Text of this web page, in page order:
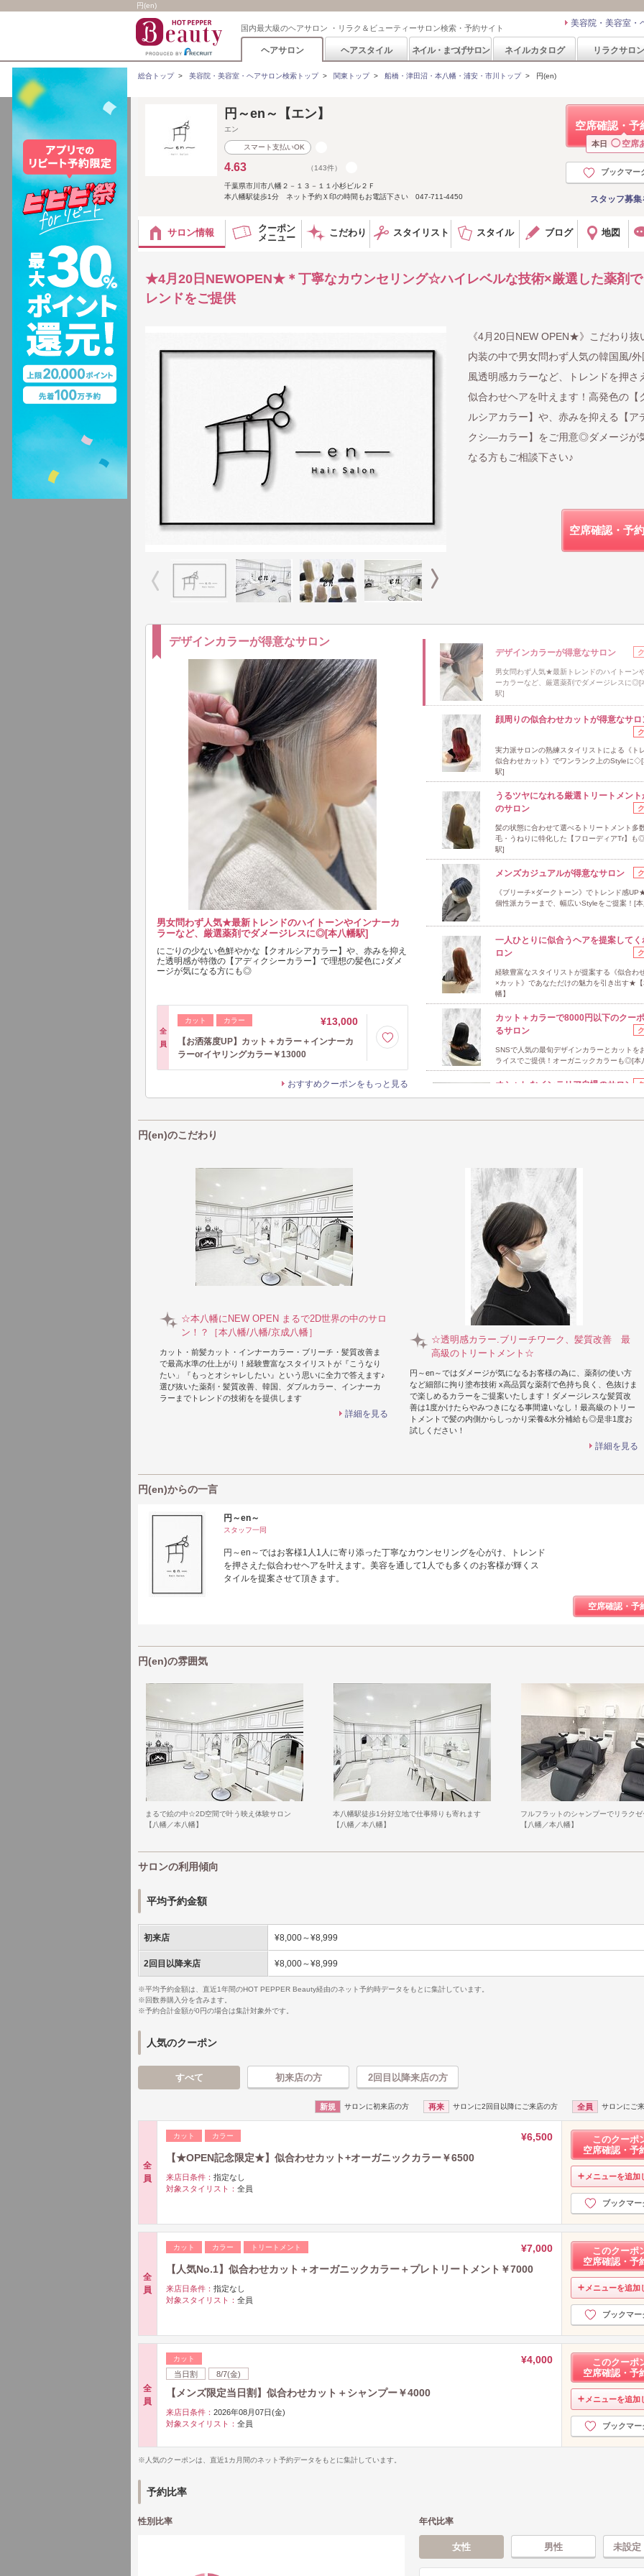
円(en)
国内最大級のヘアサロン ・リラク＆ビューティーサロン検索・予約サイト 美容院・美容室・
ヘアサロン ヘアスタイル ネイル・まつげサロン ネイルカタログ リラクサロン
総合トップ> 美容院・美容室・ヘアサロン検索トップ> 関東トップ> 船橋・津田沼・本八幡・浦安・市川トップ> 円(en)
空席確認・予
本日 ◯ 空席
ブックマー
スタッフ募
円～en～【エン】
エン
スマート支払いOK
4.63 （143件）
千葉県市川市八幡２－１３－１１小杉ビル２Ｆ
本八幡駅徒歩1分 ネット予約Ｘ印の時間もお電話下さい 047-711-4450
サロン情報
クーポン
メニュー
こだわり スタイリスト スタイル ブログ 地図
★4月20日NEWOPEN★＊丁寧なカウンセリング☆ハイレベルな技術×厳選した薬剤
レンドをご提供
《4月20日NEW OPEN★》こだわり抜
内装の中で男女問わず人気の韓国風/外
風透明感カラーなど、トレンドを押さ
似合わせヘアを叶えます！高発色の【
ルシアカラー】や、赤みを抑える【ア
クシ―カラー】をご用意◎ダメージが
なる方もご相談下さい♪
空席確認・予
デザインカラーが得意なサロン
男女問わず人気★最新トレンドのハイトーンやインナーカ
ラーなど、厳選薬剤でダメージレスに◎[本八幡駅]
にごりの少ない色鮮やかな【クオルシアカラー】や、赤みを抑え
た透明感が特徴の【アディクシーカラー】で理想の髪色に♪ダメ
ージが気になる方にも◎
全
員
カット カラー ¥13,000
【お洒落度UP】カット＋カラー＋インナーカ
ラーorイヤリングカラー￥13000
おすすめクーポンをもっと見る
デザインカラーが得意なサロン
男女問わず人気★最新トレンドのハイトーン
ーカラーなど、厳選薬剤でダメージレスに◎[
駅]
顔周りの似合わせカットが得意なサロ
実力派サロンの熟練スタイリストによる《ト
似合わせカット》でワンランク上のStyleに
駅]
うるツヤになれる厳選トリートメント
のサロン
髪の状態に合わせて選べるトリートメント多
毛・うねりに特化した【フローディアTr】も
駅]
メンズカジュアルが得意なサロン
《ブリーチ×ダークトーン》でトレンド感
個性派カラーまで、幅広いStyleをご提案！[
一人ひとりに似合うヘアを提案してく
ロン
経験豊富なスタイリストが提案する《似合わ
×カット》であなただけの魅力を引き出す★
幡】
カット＋カラーで8000円以下のクー
るサロン
SNSで人気の最旬デザインカラーとカットを
ライスでご提供！オーガニックカラーも◎[本
オシャレなインテリア自慢のサロン
円(en)のこだわり
☆本八幡にNEW OPEN まるで2D世界の中のサロ
ン！？［本八幡/八幡/京成八幡］
カット・前髪カット・インナーカラー・ブリーチ・髪質改善ま
で最高水準の仕上がり！経験豊富なスタイリストが『こうなり
たい」『もっとオシャレしたい』という思いに全力で答えます♪
選び抜いた薬剤・髪質改善、韓国、ダブルカラー、インナーカ
ラーまでトレンドの技術をを提供します
詳細を見る
☆透明感カラー.ブリーチワーク、髪質改善 最
高級のトリートメント☆
円～en～ではダメージが気になるお客様の為に、薬剤の使い方
など細部に拘り塗布技術 x高品質な薬剤で色持ち良く、色抜けま
で楽しめるカラーをご提案いたします！ダメージレスな髪質改
善は1度かけたらやみつきになる事間違いなし！最高級のトリー
トメントで髪の内側からしっかり栄養&水分補給も◎是非1度お
試しください！
詳細を見る
円(en)からの一言
円～en～
スタッフ一同
円～en～ではお客様1人1人に寄り添った丁寧なカウンセリングを心がけ、トレンド
を押さえた似合わせヘアを叶えます。美容を通して1人でも多くのお客様が輝くス
タイルを提案させて頂きます。
空席確認・予
円(en)の雰囲気
まるで絵の中☆2D空間で叶う映え体験サロン
【八幡／本八幡】
本八幡駅徒歩1分好立地で仕事帰りも寄れます
【八幡／本八幡】
フルフラットのシャンプーでリラク
【八幡／本八幡】
サロンの利用傾向
平均予約金額
初来店 ¥8,000～¥8,999
2回目以降来店 ¥8,000～¥8,999
※平均予約金額は、直近1年間のHOT PEPPER Beauty経由のネット予約時データをもとに集計しています。
※回数券購入分を含みます。
※予約合計金額が0円の場合は集計対象外です。
人気のクーポン
すべて 初来店の方 2回目以降来店の方
新規 サロンに初来店の方 再来 サロンに2回目以降にご来店の方 全員 サロンにご
全
員
カット カラー
¥6,500
【★OPEN記念限定★】似合わせカット+オーガニックカラー￥6500
来店日条件： 指定なし
対象スタイリスト： 全員
このクーポ
空席確認・予
メニューを追加
ブックマー
全
員
カット カラー トリートメント
¥7,000
【人気No.1】似合わせカット＋オーガニックカラー＋プレトリートメント￥7000
来店日条件： 指定なし
対象スタイリスト： 全員
このクーポ
空席確認・予
メニューを追加
ブックマー
全
員
カット
当日割 8/7(金)
¥4,000
【メンズ限定当日割】似合わせカット＋シャンプー￥4000
来店日条件： 2026年08月07日(金)
対象スタイリスト： 全員
このクーポ
空席確認・予
メニューを追加
ブックマー
※人気のクーポンは、直近1カ月間のネット予約データをもとに集計しています。
予約比率
性別比率 年代比率
女性 男性 未設定